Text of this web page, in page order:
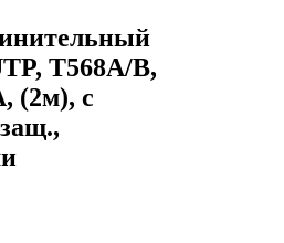
Т568А/B,
(2м), с